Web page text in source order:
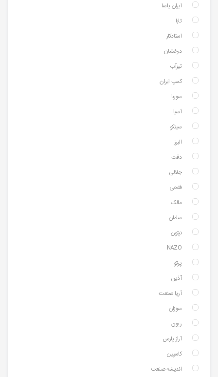
ایران یاسا
تابا
استادکار
درخشان
تیزآب
کمپ ایران
سورنا
آسیا
سیتکو
البرز
دقت
جلالی
فتحی
مالک
سامان
نپتون
NAZO
پرتو
آذین
آریا صنعت
سوزان
ریون
آراز پارس
کاسپین
اندیشه صنعت